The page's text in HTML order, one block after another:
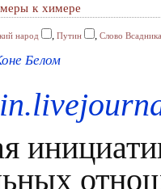
к химере
народ , Путин , Слово
Белом